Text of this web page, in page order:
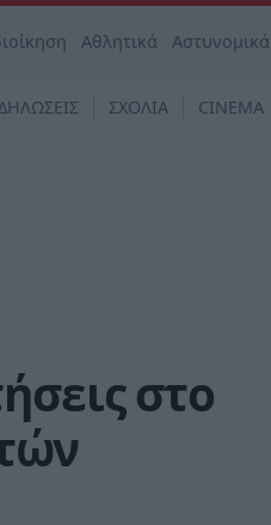
Αθλητικά Αστυνομικά
ΣΧΟΛΙΑ CINEMA
στο